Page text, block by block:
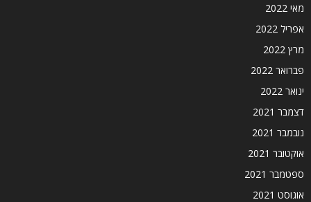
מאי 2022
אפריל 2022
מרץ 2022
פברואר 2022
ינואר 2022
דצמבר 2021
נובמבר 2021
אוקטובר 2021
ספטמבר 2021
אוגוסט 2021